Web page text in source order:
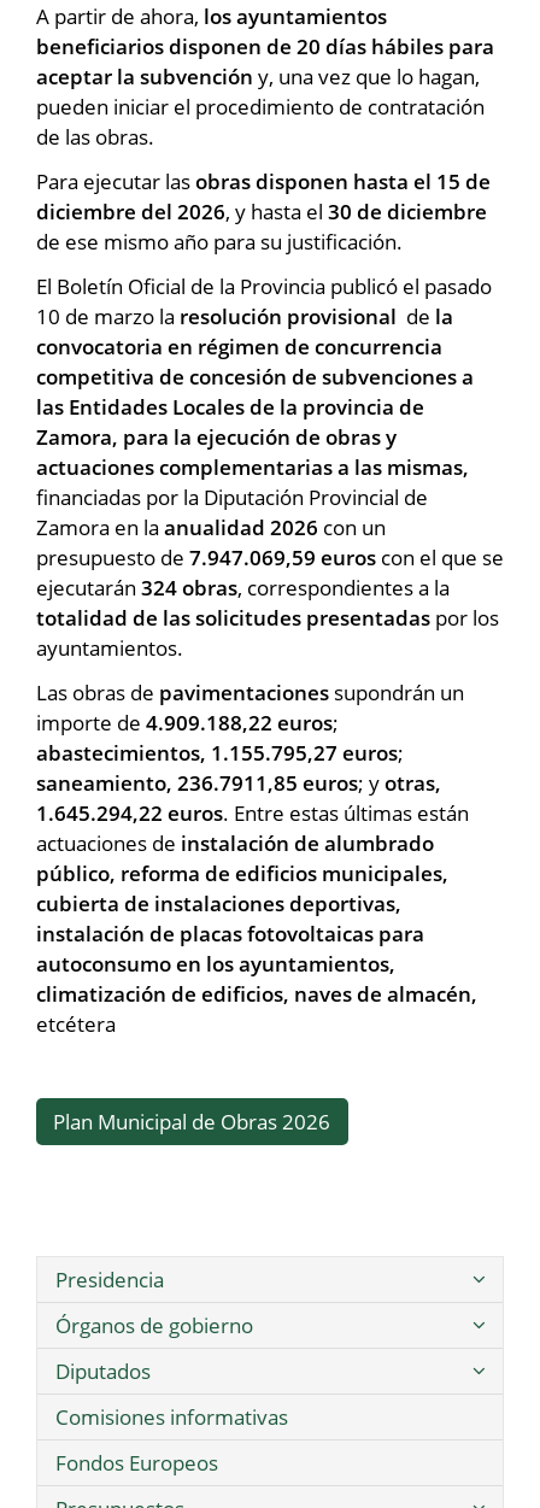
A partir de ahora, los ayuntamientos
beneficiarios disponen de 20 días hábiles para
aceptar la subvención y, una vez que lo hagan,
pueden iniciar el procedimiento de contratación
de las obras.
Para ejecutar lasobras disponen hasta el 15 de
diciembre del 2026, y hasta el 30 de diciembre
de ese mismo año para su justificación.
El Boletín Oficial de la Provincia publicó el pasado
10 de marzo la resolución provisional de la
convocatoria en régimen de concurrencia
competitiva de concesión de subvenciones a
las Entidades Locales de la provincia de
Zamora, para la ejecución de obras y
actuaciones complementarias a las mismas,
financiadas por la Diputación Provincial de
Zamora en la anualidad 2026 con un
presupuesto de 7.947.069,59 euros con el que se
ejecutarán 324 obras, correspondientes a la
totalidad de las solicitudes presentadas por los
ayuntamientos.
Las obras de pavimentaciones supondrán un
importe de 4.909.188,22 euros;
abastecimientos, 1.155.795,27 euros;
saneamiento, 236.7911,85 euros; yotras,
1.645.294,22 euros. Entre estas últimas están
actuaciones de instalación de alumbrado
público, reforma de edificios municipales,
cubierta de instalaciones deportivas,
instalación de placas fotovoltaicas para
autoconsumo en los ayuntamientos,
climatización de edificios, naves de almacén,
etcétera
Plan Municipal de Obras 2026
Presidencia
Órganos de gobierno
Diputados
Comisiones informativas
Fondos Europeos